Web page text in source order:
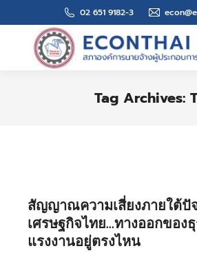
02 651 9182-3
Search:
Tag Archives:
สัญญาณความเสี่ยงภายใต้ปั
เศรษฐกิจไทย…ทางออกของ
แรงงานอยู่ตรงไหน